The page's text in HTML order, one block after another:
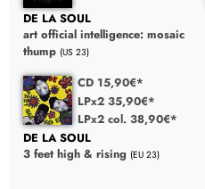
DE LA SOUL
art official intelligence: mosaic
thump (US 23)
CD 15,90€*
LPx2 35,90€*
LPx2 col. 38,90€*
DE LA SOUL
3 feet high & rising (EU 23)